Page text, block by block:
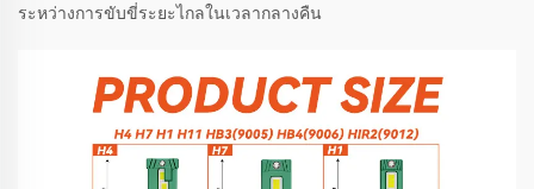
ระหว่างการขับขี่ระยะไกลในเวลากลางคืน